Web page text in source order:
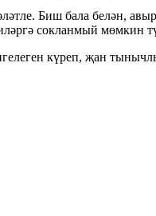
Биш бала белән,
сокланмый мөмкин
күреп, җан